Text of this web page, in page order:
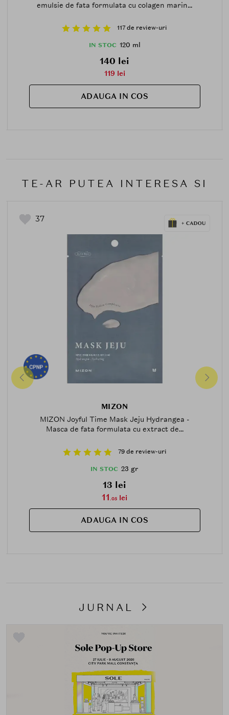
emulsie de fata formulata cu colagen marin...
117 de review-uri
IN STOC 120 ml
140 lei
119 lei
ADAUGA IN COS
TE-AR PUTEA INTERESA SI
37
MIZON
MIZON Joyful Time Mask Jeju Hydrangea -
Masca de fata formulata cu extract de...
79 de review-uri
IN STOC 23 gr
13 lei
11.05 lei
ADAUGA IN COS
JURNAL